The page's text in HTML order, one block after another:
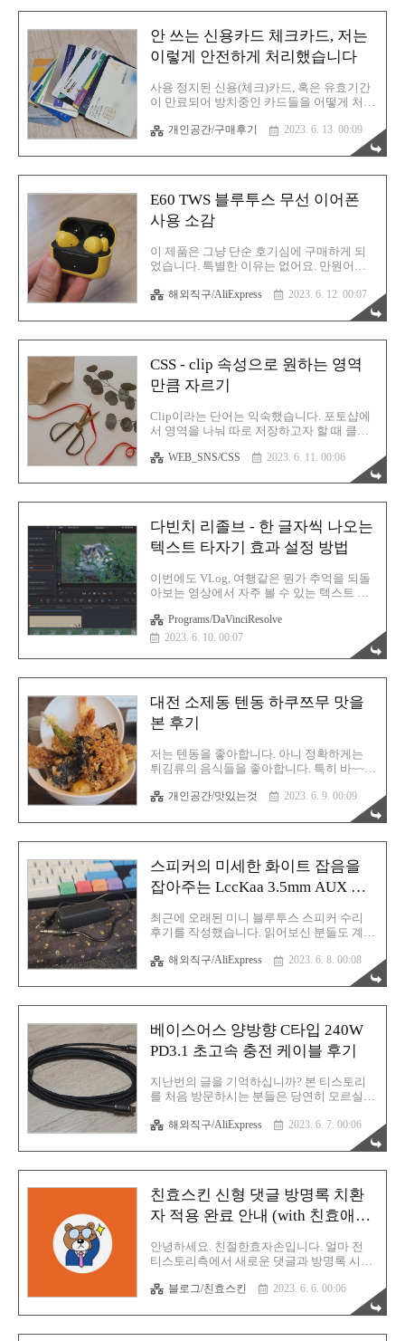
테고리의 제품은 아닙니다. 흔하디 흔한 C타
라 탈착이 쉬운게 큰 장점입니다. 거기에 제
품 마감도까지 매우 훌륭해요. 일단 사진으
로 만나보시죠. 너무 찰지구나 포장은 박스
가 아닌 이렇게 ESSAGER 로고가 새겨진 지
퍼 비닐 케이스에 담긴채로 도착했습니다.
기왕이면 뽁뽁이까지 해주지... 그 얼마 한다
고 말이죠. 자칫 잘못하면 찍힘이 발생할수
도 있는데 말이죠. 다행히 저는 양품으로 도
착했습니다. 오! 제품 ..
안 쓰는 신용카드 체크카드, 저는
이렇게 안전하게 처리했습니다
사용 정지된 신용(체크)카드, 혹은 유효기간
이 만료되어 방치중인 카드들을 어떻게 처리
추천하는 방법은 역시 분쇄였습니다. 문제는
카드가 플라스틱이다보니 분쇄가 어려운 점
입니다. 한두장이면 가위로 도전해 볼 법한
데 저는 겁나 여러장 가지고 있거든요. 진작
멤버쉽 카드도 있습니다. 아무튼 지금은 쓰
지 않는 이 플라스틱 카드들을 모두 다 가위
질 할 수는 없습니다. 분쇄 수준으로 말입니
다. 그랬다가는 제 손목이 분쇄가 될 수 있습
니다. 유튜브에 찾아보니 리무버(아세톤) 용
액에 담궈서 녹이는 방식을 사용하는 분도
계시더군요. 이 방법을 사용하면 이렇게 마
그네틱 부분이 완벽하게 오염되어 사용할 수
없게 만들 수 있습니다. 상당..
개인공간/구매후기 2023. 6. 13. 00:09
E60 TWS 블루투스 무선 이어폰
사용 소감
이 제품은 그냥 단순 호기심에 구매하게 되
었습니다. 특별한 이유는 없어요. 만원어치
그냥 잠들기 전에 알리 쇼핑을 하다가 단순
호기심으로 구매하는 제품들이 꽤 됩니다.
그러다 진짜 괜찮은 제품을 얻게 되는 경우
도 있는 반면, 돈 버리는 일도 있거든요. 많은
단 제 경우는 100% 꽝은 없습니다. 제품은 무
조건 남으니까요. 그리고 성공률도 꽤 높은
편입니다. 그럼 이번 제품은 성공일까요? ...
아니요... 외관이 다 했다 이 녀석은 진짜 외관
이 전부입니다. 케이스도 아담해서 이뻤는데
딱 거기까지입니다. 아니 어쩌면 제 청력이
버즈2 때문에 높아졌는지도 모르겠습니다.
에어팟이나 버즈같은 나름 비싼 TWS 무선
이어폰을 줄기차게..
해외직구/AliExpress 2023. 6. 12. 00:07
CSS - clip 속성으로 원하는 영역
만큼 자르기
Clip이라는 단어는 익숙했습니다. 포토샵에
서 영역을 나눠 따로 저장하고자 할 때 클립
런 클립이 CSS에서도 활용 가능하다는걸 알
게 되었습니다. 실제로 친효스킨의 댓글 레
이아웃 중에서도 이 클립 기능이 적용되어
있습니다. 어디에 적용되어 있냐고요? 친효
스킨에서는 이런 식으로 응용함 바로 빨간색
으로 표시된 저 부분입니다. 대화창의 끝 부
분입니다. 말꼬리 부분은 폰트어썸을 사용했
도록 표현했습니다. 크롬 개발자툴로 살펴보
면 fa-affiliatethem 이라는 클래스명의 폰트어
어 있음을 알 수 있습니다. 폰트어썸 홈페이
지에서 affiliatetheme 이라는 아이템을 검색
해보면..
WEB_SNS/CSS 2023. 6. 11. 00:06
다빈치 리졸브 - 한 글자씩 나오는
텍스트 타자기 효과 설정 방법
이번에도 VLog, 여행같은 뭔가 추억을 되돌
아보는 영상에서 자주 볼 수 있는 텍스트 타
하는지 알아보겠습니다. 원리만 이해하면 너
무나도 쉽습니다. 최대한 이해가 잘 될 수 있
도록 설명을 해보겠습니다. 텍스트 이펙트
자 하는 영상까지 타임라인에 로드합니다.
이제 이펙트를 적용시킬 자막을 넣어줘야 합
니다. Effects > Toolbox > Titles > Text+를 영
상 클립 레이어 바로 위에 드래그합니다. 그
제 Fusion 설정창으로 들어갑니다. 다빈치 리
졸브 하단에 있는 아이콘 중에서 마술봉 모
설정 화면입니다. 이팩트를 적용시키고..
Programs/DaVinciResolve
2023. 6. 10. 00:07
대전 소제동 텐동 하쿠쯔무 맛을
본 후기
저는 텐동을 좋아합니다. 아니 정확하게는
튀김류의 음식들을 좋아합니다. 특히 바~~~
즐깁니다. 씹으면 기름기가 입 안을 가득 메
워지는 그런 느낌이 좋습니다. 한국 튀김은
대표적으로 분식이 있죠. 그래서 분식에 같
이 포함되어 있는 튀김류를 좋아합니다. 일
인 텐동을 그래서 좋아합니다. 대전에 텐동
맛집이라고 불리는 곳을 몇 곳 방문해 봤는
데 다 맛있었습니다. 이쯤 되면 텐동 음식점
은 그냥 이 정도의 식감과 맛이 평균 수준인
것 같습니다. 아마 저는 어떤 텐동집에 가더
라도 다 맛있다고 평가를 내릴 것 같아요. 소
제동은 저에게 있어서 추억의 동네입니다.
초등학교 2학년때까지 소제동에서 자랐습니
다. 그래서 이 곳은 마음의 안식처..
개인공간/맛있는것 2023. 6. 9. 00:09
스피커의 미세한 화이트 잡음을
잡아주는 LccKaa 3.5mm AUX 노
최근에 오래된 미니 블루투스 스피커 수리
후기를 작성했습니다. 읽어보신 분들도 계실
하고나니 그 전까지 발생하던 충전 또는
AUX 케이블 연결 시 잡음도 사라졌습니다.
배터리가 모든 원흉이었던 것입니다. 그것도
모르고 저는 이 제품을 구매해 버리고 마는
3.5mm AUX 전용 노이즈 필터입니다. 노이즈
필터도 제조사마다 약간씩 디자인적인 측면
에서 생김새가 다를 수 있습니다. 구매한 제
품은 LccKaa 라는 브랜드 제품입니다. 뭐라
고 읽어야 할지 모르겠네요. 어쨌든 일체형
인 제품도 있고 제가 구매한것처럼 케이블과
본체가 분리형인 경우도 있어요. 저는 분리
형으로 구매했습니다. 생각보다 비싸지는 않
습니다. 물론 이것도 최고급형..
해외직구/AliExpress 2023. 6. 8. 00:08
베이스어스 양방향 C타입 240W
PD3.1 초고속 충전 케이블 후기
지난번의 글을 기억하십니까? 본 티스토리
를 처음 방문하시는 분들은 당연히 모르실테
감사하겠습니다. 이런 내용으로 한번 언급한
PD3.1 USB C타입 케이블 모음 (정보만) 그렇
습니다. 장바구니에 고이 모셔두었던 그 제
원이 조금 넘는 금액! 무슨 충전 케이블따위
에게 만원 이상을 투자하느냐 생각하실수도
있지만 감히 말씀드리건데 그만한 가치는 충
분하다고 할 수 있겠습니다. 솔직히 치킨 한
마리 가격도 안 합니다. 치킨도 큰 고민없이
덜컥 주문하는데 이거라고 못하겠습니까?
(껄껄) 역시 베이스어스! 다만 해외 직구 배송
의 길은 험난합니다. 뭐랑 같이 묶여왔는지
는 몰라도 엄청 찌그러졌..
해외직구/AliExpress 2023. 6. 7. 00:06
친효스킨 신형 댓글 방명록 치환
자 적용 완료 안내 (with 친효애드
안녕하세요. 친절한효자손입니다. 얼마 전
티스토리측에서 새로운 댓글과 방명록 시스
분에 대해서는 한 차례 언급했었죠? 아래의
글에서 말입니다. 티스토리 댓글 / 방명록 치
환자 변경 안내 (With 친효스킨) 티스토리 댓
글 / 방명록 치환자 변경 안내 (With 친효스
블로그/친효스킨 2023. 6. 6. 00:06